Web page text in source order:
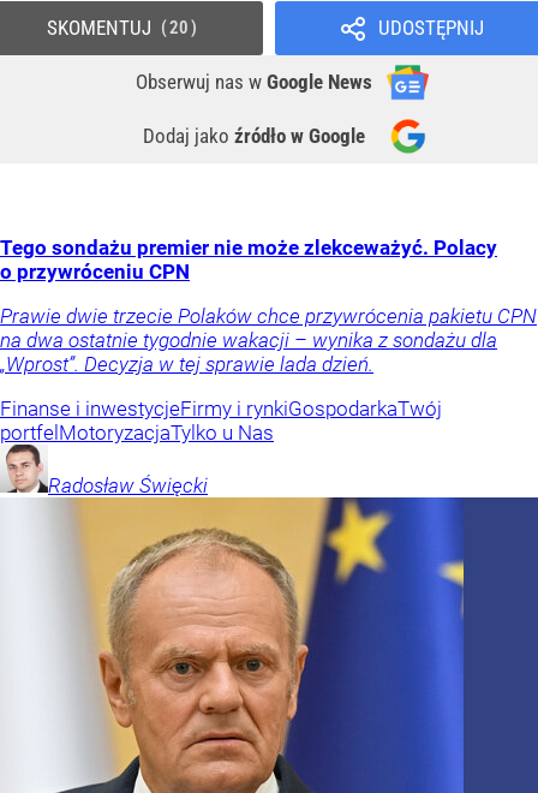
UDOSTĘPNIJ
Obserwuj nas w Google News
Dodaj jako źródło w Google
SKOMENTUJ 20
Tego sondażu premier nie może zlekceważyć. Polacy
o przywróceniu CPN
Prawie dwie trzecie Polaków chce przywrócenia pakietu CPN
na dwa ostatnie tygodnie wakacji – wynika z sondażu dla
„Wprost”. Decyzja w tej sprawie lada dzień.
Finanse i inwestycjeFirmy i rynkiGospodarkaTwój
portfel MotoryzacjaTylko u Nas
Radosław Święcki